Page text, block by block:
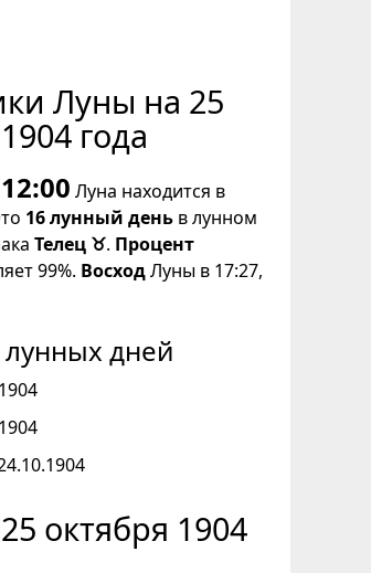
Луны на 25
года
12:00 Луна находится в
16 лунный день в лунном
Телец ♉. Процент
99%. ВосходЛуны в 17:27,
дней
октября 1904